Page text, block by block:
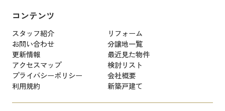
コンテンツ
スタッフ紹介
リフォーム
お問い合わせ
分譲地一覧
更新情報
最近見た物件
アクセスマップ
検討リスト
プライバシーポリシー
会社概要
利用規約
新築戸建て